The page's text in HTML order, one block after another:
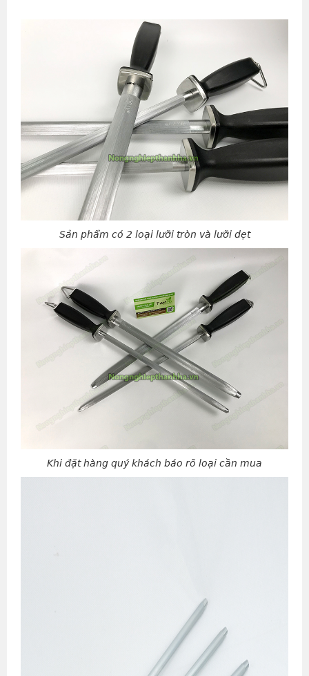
Sản phẩm có 2 loại lưỡi tròn và lưỡi dẹt
Khi đặt hàng quý khách báo rõ loại cần mua